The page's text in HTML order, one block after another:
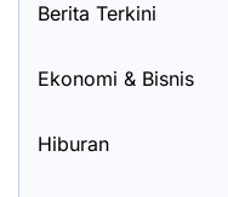
Berita Terkini
Ekonomi & Bisnis
Hiburan